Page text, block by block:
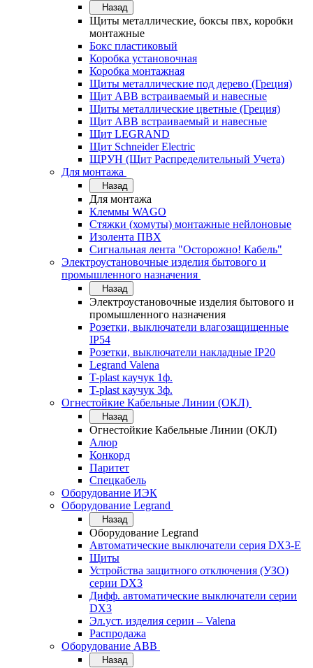
Назад
Щиты металлические, боксы пвх, коробки
монтажные
Бокс пластиковый
Коробка установочная
Коробка монтажная
Щиты металлические под дерево (Греция)
Щит ABB встраиваемый и навесные
Щиты металлические цветные (Греция)
Щит ABB встраиваемый и навесные
Щит LEGRAND
Щит Schneider Electric
ЩРУН (Щит Распределительный Учета)
Для монтажа
Назад
Для монтажа
Клеммы WAGO
Стяжки (хомуты) монтажные нейлоновые
Изолента ПВХ
Сигнальная лента "Осторожно! Кабель"
Электроустановочные изделия бытового и
промышленного назначения
Назад
Электроустановочные изделия бытового и
промышленного назначения
Розетки, выключатели влагозащищенные
IP54
Розетки, выключатели накладные IP20
Legrand Valena
T-plast каучук 1ф.
T-plast каучук 3ф.
Огнестойкие Кабельные Линии (ОКЛ)
Назад
Огнестойкие Кабельные Линии (ОКЛ)
Алюр
Конкорд
Паритет
Спецкабель
Оборудование ИЭК
Оборудование Legrand
Назад
Оборудование Legrand
Автоматические выключатели серия DX3-E
Щиты
Устройства защитного отключения (УЗО)
серии DX3
Дифф. автоматические выключатели серии
DX3
Эл.уст. изделия серии – Valena
Распродажа
Оборудование АВВ
Назад